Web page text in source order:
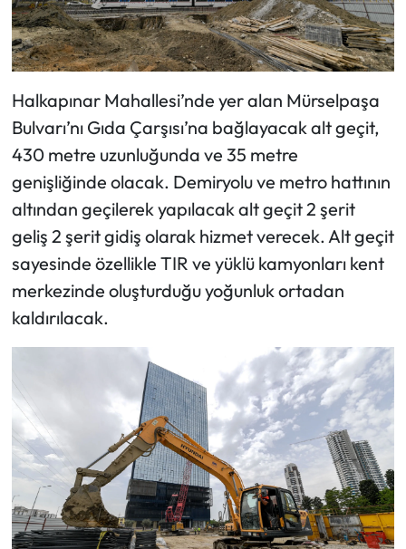
Halkapınar Mahallesi’nde yer alan Mürselpaşa
Bulvarı’nı Gıda Çarşısı’na bağlayacak alt geçit,
430 metre uzunluğunda ve 35 metre
genişliğinde olacak. Demiryolu ve metro hattının
altından geçilerek yapılacak alt geçit 2 şerit
geliş 2 şerit gidiş olarak hizmet verecek. Alt geçit
sayesinde özellikle TIR ve yüklü kamyonları kent
merkezinde oluşturduğu yoğunluk ortadan
kaldırılacak.